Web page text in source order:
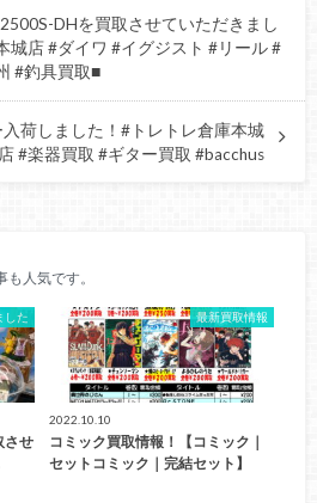
DHを買取させていただきまし
店 #ダイワ #イグジスト #リール #
#釣具買取■
荷しました！#トレトレ倉庫本城
店 #楽器買取 #ギター買取 #bacchus
も人気です。
した
させ
最新買取情報
2022.10.10
コミック買取情報！【コミック｜
セットコミック｜完結セット】